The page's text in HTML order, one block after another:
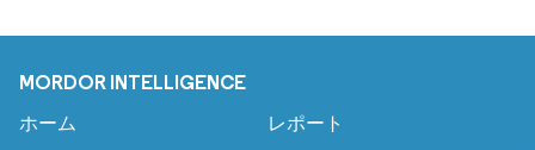
MORDOR INTELLIGENCE
ホーム レポート